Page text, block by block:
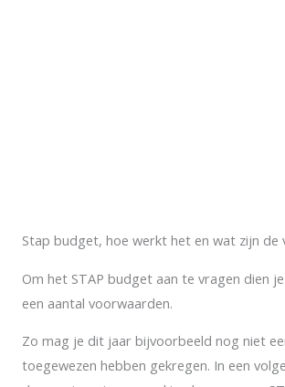
Stap budget, hoe werkt het en wat zijn de
Om het STAP budget aan te vragen dien
een aantal voorwaarden.
Zo mag je dit jaar bijvoorbeeld nog niet
toegewezen hebben gekregen. In een